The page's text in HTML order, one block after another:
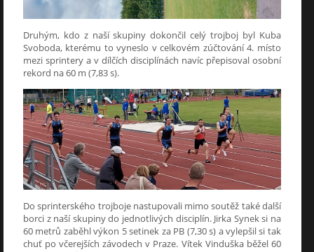
Druhým, kdo z naší skupiny dokončil celý trojboj byl Kuba
Svoboda, kterému to vyneslo v celkovém zúčtování 4. místo
mezi sprintery a v dílčích disciplínách navíc přepisoval osobní
rekord na 60 m (7,83 s).
Do sprinterského trojboje nastupovali mimo soutěž také další
borci z naší skupiny do jednotlivých disciplín. Jirka Synek si na
60 metrů zaběhl výkon 5 setinek za PB (7,30 s) a vylepšil si tak
chuť po včerejších závodech v Praze. Vítek Vinduška běžel 60